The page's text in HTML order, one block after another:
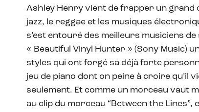
Ashley Henry vient de frapper un grand
jazz, le reggae et les musiques
s’est entouré des meilleurs musiciens
« Beautiful Vinyl Hunter » (Sony Music)
styles qui ont forgé sa déjà forte
jeu de piano dont on peine à croire qu’il
seulement. Et comme un morceau vaut
au clip du morceau “Between the